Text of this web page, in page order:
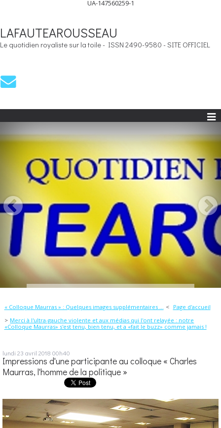
UA-147560259-1
LAFAUTEAROUSSEAU
Le quotidien royaliste sur la toile - ISSN 2490-9580 - SITE OFFICIEL
« Colloque Maurras » : Quelques images supplémentaires ...
Page d'accueil
Merci à l'ultra-gauche violente et aux médias qui l'ont relayée : notre
«Colloque Maurras» s'est tenu, bien tenu, et a «fait le buzz» comme jamais !
lundi 23 avril 2018 00h40
Impressions d'une participante au colloque « Charles
Maurras, l'homme de la politique »